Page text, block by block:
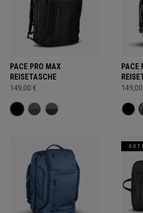
PACE PRO MAX
REISETASCHE
149,00 €
PACE